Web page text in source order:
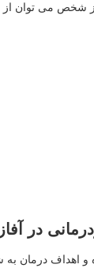
شخص می توان از
در
اهداف درمان به